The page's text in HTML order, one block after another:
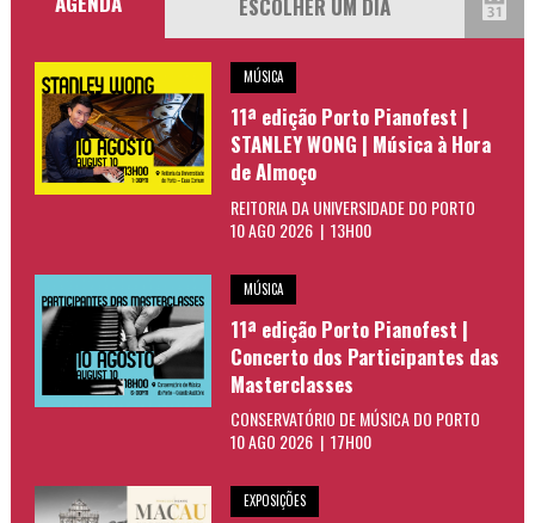
MÚSICA
11ª edição Porto Pianofest |
STANLEY WONG | Música à Hora
de Almoço
REITORIA DA UNIVERSIDADE DO PORTO
10 AGO 2026 | 13H00
MÚSICA
11ª edição Porto Pianofest |
Concerto dos Participantes das
Masterclasses
CONSERVATÓRIO DE MÚSICA DO PORTO
10 AGO 2026 | 17H00
EXPOSIÇÕES